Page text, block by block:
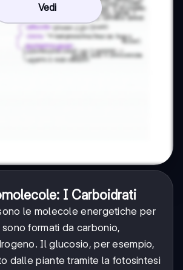
Vedi
I Carboidrati
le molecole energetiche per
formati da carbonio,
Il glucosio, per esempio,
dalle piante tramite la fotosintesi